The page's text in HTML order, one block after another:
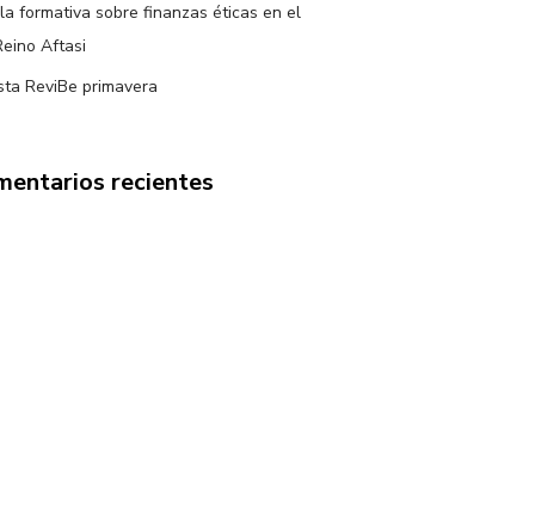
formativa sobre finanzas éticas en el
Aftasi
ReviBe primavera
recientes